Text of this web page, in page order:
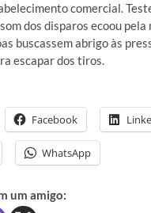
comercial.
dos disparos ecoou pela
buscassem abrigo às
escapar dos tiros.
Facebook
WhatsApp
um amigo: